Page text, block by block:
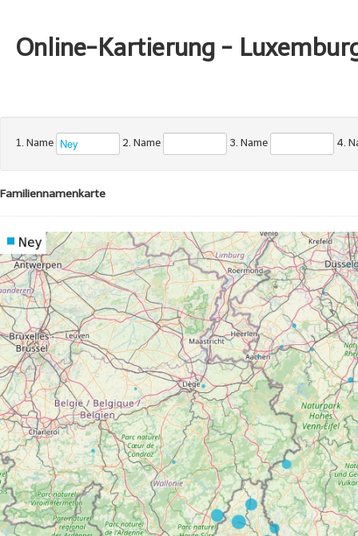
Online-Kartierung -
1. Name 2. Name 3. Name 4.
Familiennamenkarte